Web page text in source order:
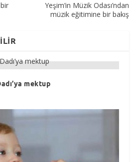
Yeşim’in Müzik Odası’ndan
müzik eğitimine bir bakış
mektup